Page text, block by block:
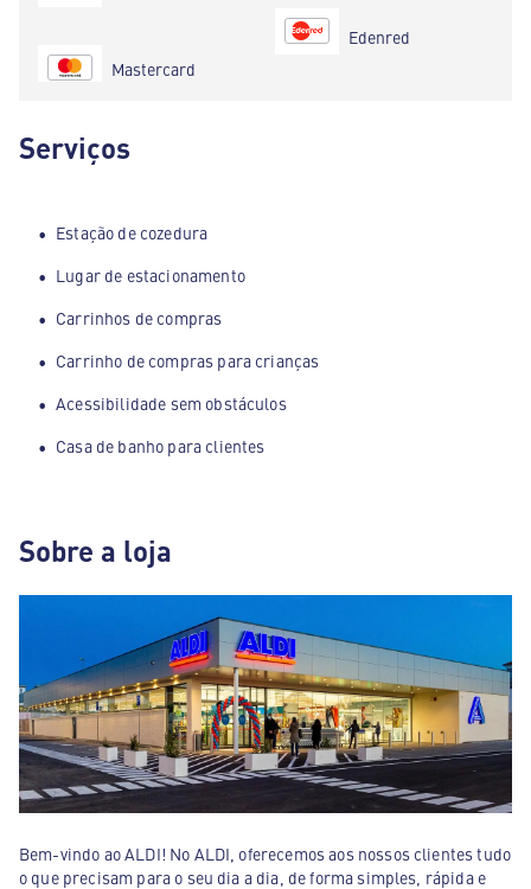
Mastercard
Edenred
Serviços
Estação de cozedura
Lugar de estacionamento
Carrinhos de compras
Carrinho de compras para crianças
Acessibilidade sem obstáculos
Casa de banho para clientes
Sobre a loja
Bem-vindo ao ALDI! No ALDI, oferecemos aos nossos clientes tudo
o que precisam para o seu dia a dia, de forma simples, rápida e